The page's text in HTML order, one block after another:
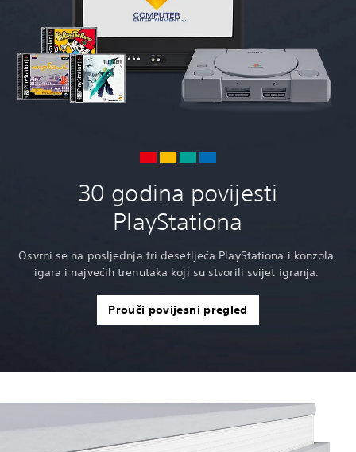
30 godina povijesti
PlayStationa
Osvrni se na posljednja tri desetljeća PlayStationa i konzola,
igara i najvećih trenutaka koji su stvorili svijet igranja.
Prouči povijesni pregled